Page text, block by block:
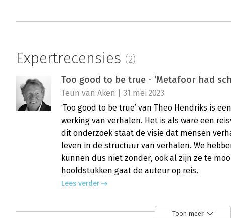
Expertrecensies (2)
Too good to be true - ‘Metafoor had
Teun van Aken | 31 mei 2023
‘Too good to be true’ van Theo Hendriks is
werking van verhalen. Het is als ware een
dit onderzoek staat de visie dat mensen
leven in de structuur van verhalen. We
kunnen dus niet zonder, ook al zijn ze te
hoofdstukken gaat de auteur op reis.
Lees verder
Toon meer